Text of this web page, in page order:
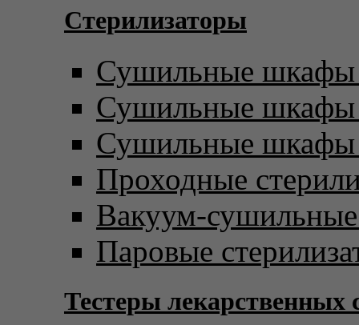
Стерилизаторы
Сушильные шкафы
Сушильные шкафы
Сушильные шкафы
Проходные
Вакуум-
Паровые
Тестеры лекарственных